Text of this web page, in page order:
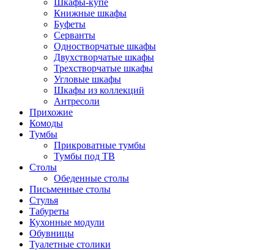
Шкафы-купе
Книжные шкафы
Буфеты
Серванты
Одностворчатые шкафы
Двухстворчатые шкафы
Трехстворчатые шкафы
Угловые шкафы
Шкафы из коллекций
Антресоли
Прихожие
Комоды
Тумбы
Прикроватные тумбы
Тумбы под ТВ
Столы
Обеденные столы
Письменные столы
Стулья
Табуреты
Кухонные модули
Обувницы
Туалетные столики